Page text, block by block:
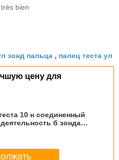
bien
зонд пальца , палец теста ул
цену для
10 н соединенный
б зонда